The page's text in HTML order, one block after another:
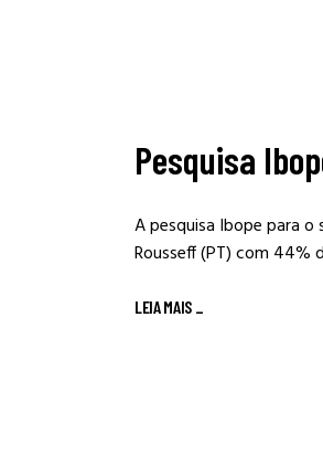
Pesquisa
A pesquisa Ibope para
Rousseff (PT) com 44%
LEIA MAIS _